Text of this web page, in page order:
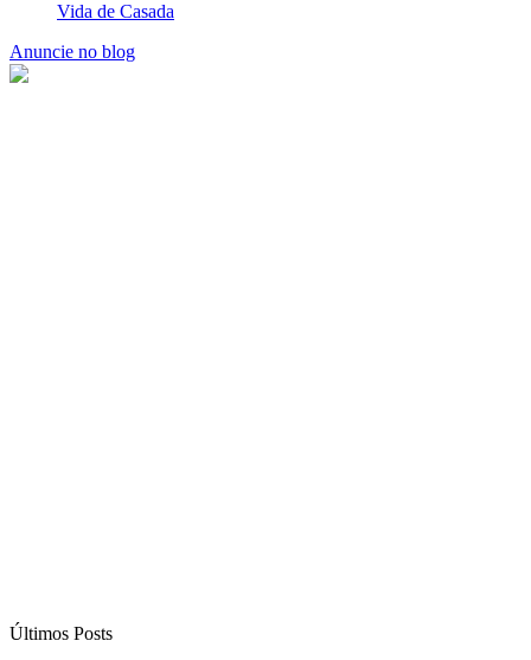
Vida de Casada
Anuncie no blog
Últimos Posts